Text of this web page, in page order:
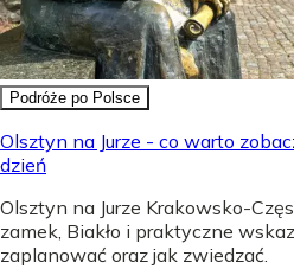
Podróże po Polsce
Olsztyn na Jurze - co warto
dzień
Olsztyn na Jurze Krakowsko-
zamek, Biakło i praktyczne
zaplanować oraz jak zwiedzać.